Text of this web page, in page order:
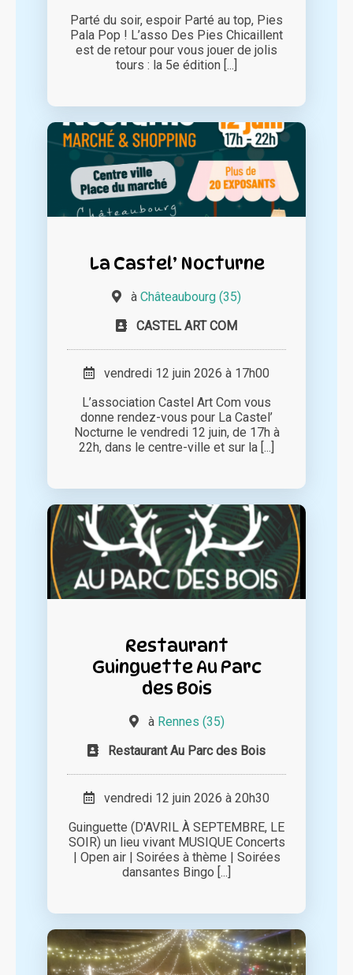
Parté du soir, espoir Parté au top, Pies
Pala Pop ! L’asso Des Pies Chicaillent
est de retour pour vous jouer de jolis
tours : la 5e édition [...]
La Castel’ Nocturne
à Châteaubourg (35)
CASTEL ART COM
vendredi 12 juin 2026 à 17h00
L’association Castel Art Com vous
donne rendez-vous pour La Castel’
Nocturne le vendredi 12 juin, de 17h à
22h, dans le centre-ville et sur la [...]
Restaurant
Guinguette Au Parc
des Bois
à Rennes (35)
Restaurant Au Parc des Bois
vendredi 12 juin 2026 à 20h30
Guinguette (D'AVRIL À SEPTEMBRE, LE
SOIR) un lieu vivant MUSIQUE Concerts
| Open air | Soirées à thème | Soirées
dansantes Bingo [...]